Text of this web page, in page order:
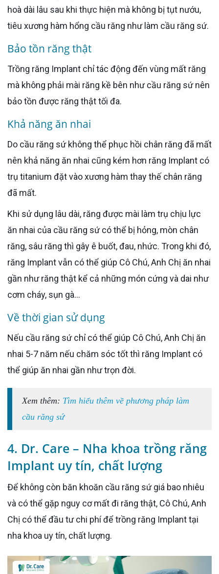
hoà dài lâu sau khi thực hiện mà không bị tụt nướu,
tiêu xương hàm hổng cầu răng như làm cầu răng sứ.
Bảo tồn răng thật
Trồng răng Implant chỉ tác động đến vùng mất răng
mà không phải mài răng kề bên như cầu răng sứ nên
bảo tồn được răng thật tối đa.
Khả năng ăn nhai
Do cầu răng sứ không thể phục hồi chân răng đã mất
nên khả năng ăn nhai cũng kém hơn răng Implant có
trụ titanium đặt vào xương hàm thay thế chân răng
đã mất.
Khi sử dụng lâu dài, răng được mài làm trụ chịu lực
ăn nhai của cầu răng sứ có thể bị hỏng, mòn chân
răng, sâu răng thì gây ê buốt, đau, nhức. Trong khi đó,
răng Implant vẫn có thể giúp Cô Chú, Anh Chị ăn nhai
gần như răng thật kể cả những món cứng và dai như
cơm cháy, sụn gà...
Về thời gian sử dụng
Nếu cầu răng sứ chỉ có thể giúp Cô Chú, Anh Chị ăn
nhai 5-7 năm nếu chăm sóc tốt thì răng Implant có
thể giúp ăn nhai gần như trọn đời.
Xem thêm: Tìm hiểu thêm về phương pháp làm
cầu răng sứ
4. Dr. Care – Nha khoa trồng răng
Implant uy tín, chất lượng
Để không còn băn khoăn cầu răng sứ giá bao nhiêu
và có thể gặp nguy cơ mất đi răng thật, Cô Chú, Anh
Chị có thể đầu tư chi phí để trồng răng Implant tại
nha khoa uy tín, chất lượng.